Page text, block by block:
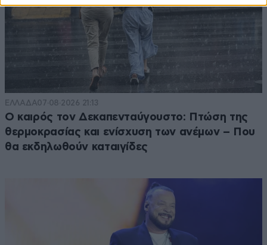
ΕΛΛΑΔΑ07·08·2026 21:13
Ο καιρός τον Δεκαπενταύγουστο: Πτώση της
θερμοκρασίας και ενίσχυση των ανέμων – Που
θα εκδηλωθούν καταιγίδες